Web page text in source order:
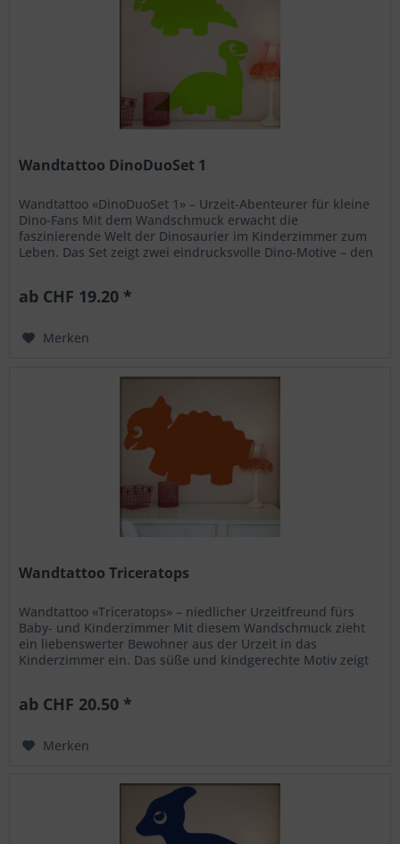
Wandtattoo DinoDuoSet 1
Wandtattoo «DinoDuoSet 1» – Urzeit-Abenteurer für kleine
Dino-Fans Mit dem Wandschmuck erwacht die
faszinierende Welt der Dinosaurier im Kinderzimmer zum
Leben. Das Set zeigt zwei eindrucksvolle Dino-Motive – den
ab CHF 19.20 *
Merken
Wandtattoo Triceratops
Wandtattoo «Triceratops» – niedlicher Urzeitfreund fürs
Baby- und Kinderzimmer Mit diesem Wandschmuck zieht
ein liebenswerter Bewohner aus der Urzeit in das
Kinderzimmer ein. Das süße und kindgerechte Motiv zeigt
ab CHF 20.50 *
Merken